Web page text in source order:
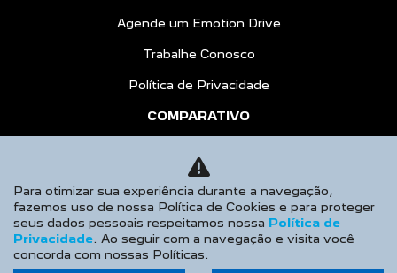
Agende um Emotion Drive
Trabalhe Conosco
Política de Privacidade
COMPARATIVO
AGENDE UM TEST DRIVE
Desacelere. Seu bem maior é a vida.
Para otimizar sua experiência durante a navegação,
fazemos uso de nossa Política de Cookies e para proteger
seus dados pessoais respeitamos nossa Política de
Privacidade. Ao seguir com a navegação e visita você
concorda com nossas Políticas.